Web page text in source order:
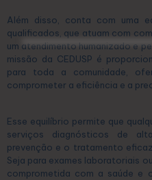
Além disso, conta com uma
qualificados, que atuam com
um atendimento humanizado e
missão da CEDUSP é
para toda a comunidade,
comprometer a eficiência e a
Esse equilíbrio permite que
serviços diagnósticos de
prevenção e o tratamento
Seja para exames laboratoriais
comprometida com a saúde e